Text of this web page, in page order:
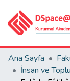
Ana Sayfa